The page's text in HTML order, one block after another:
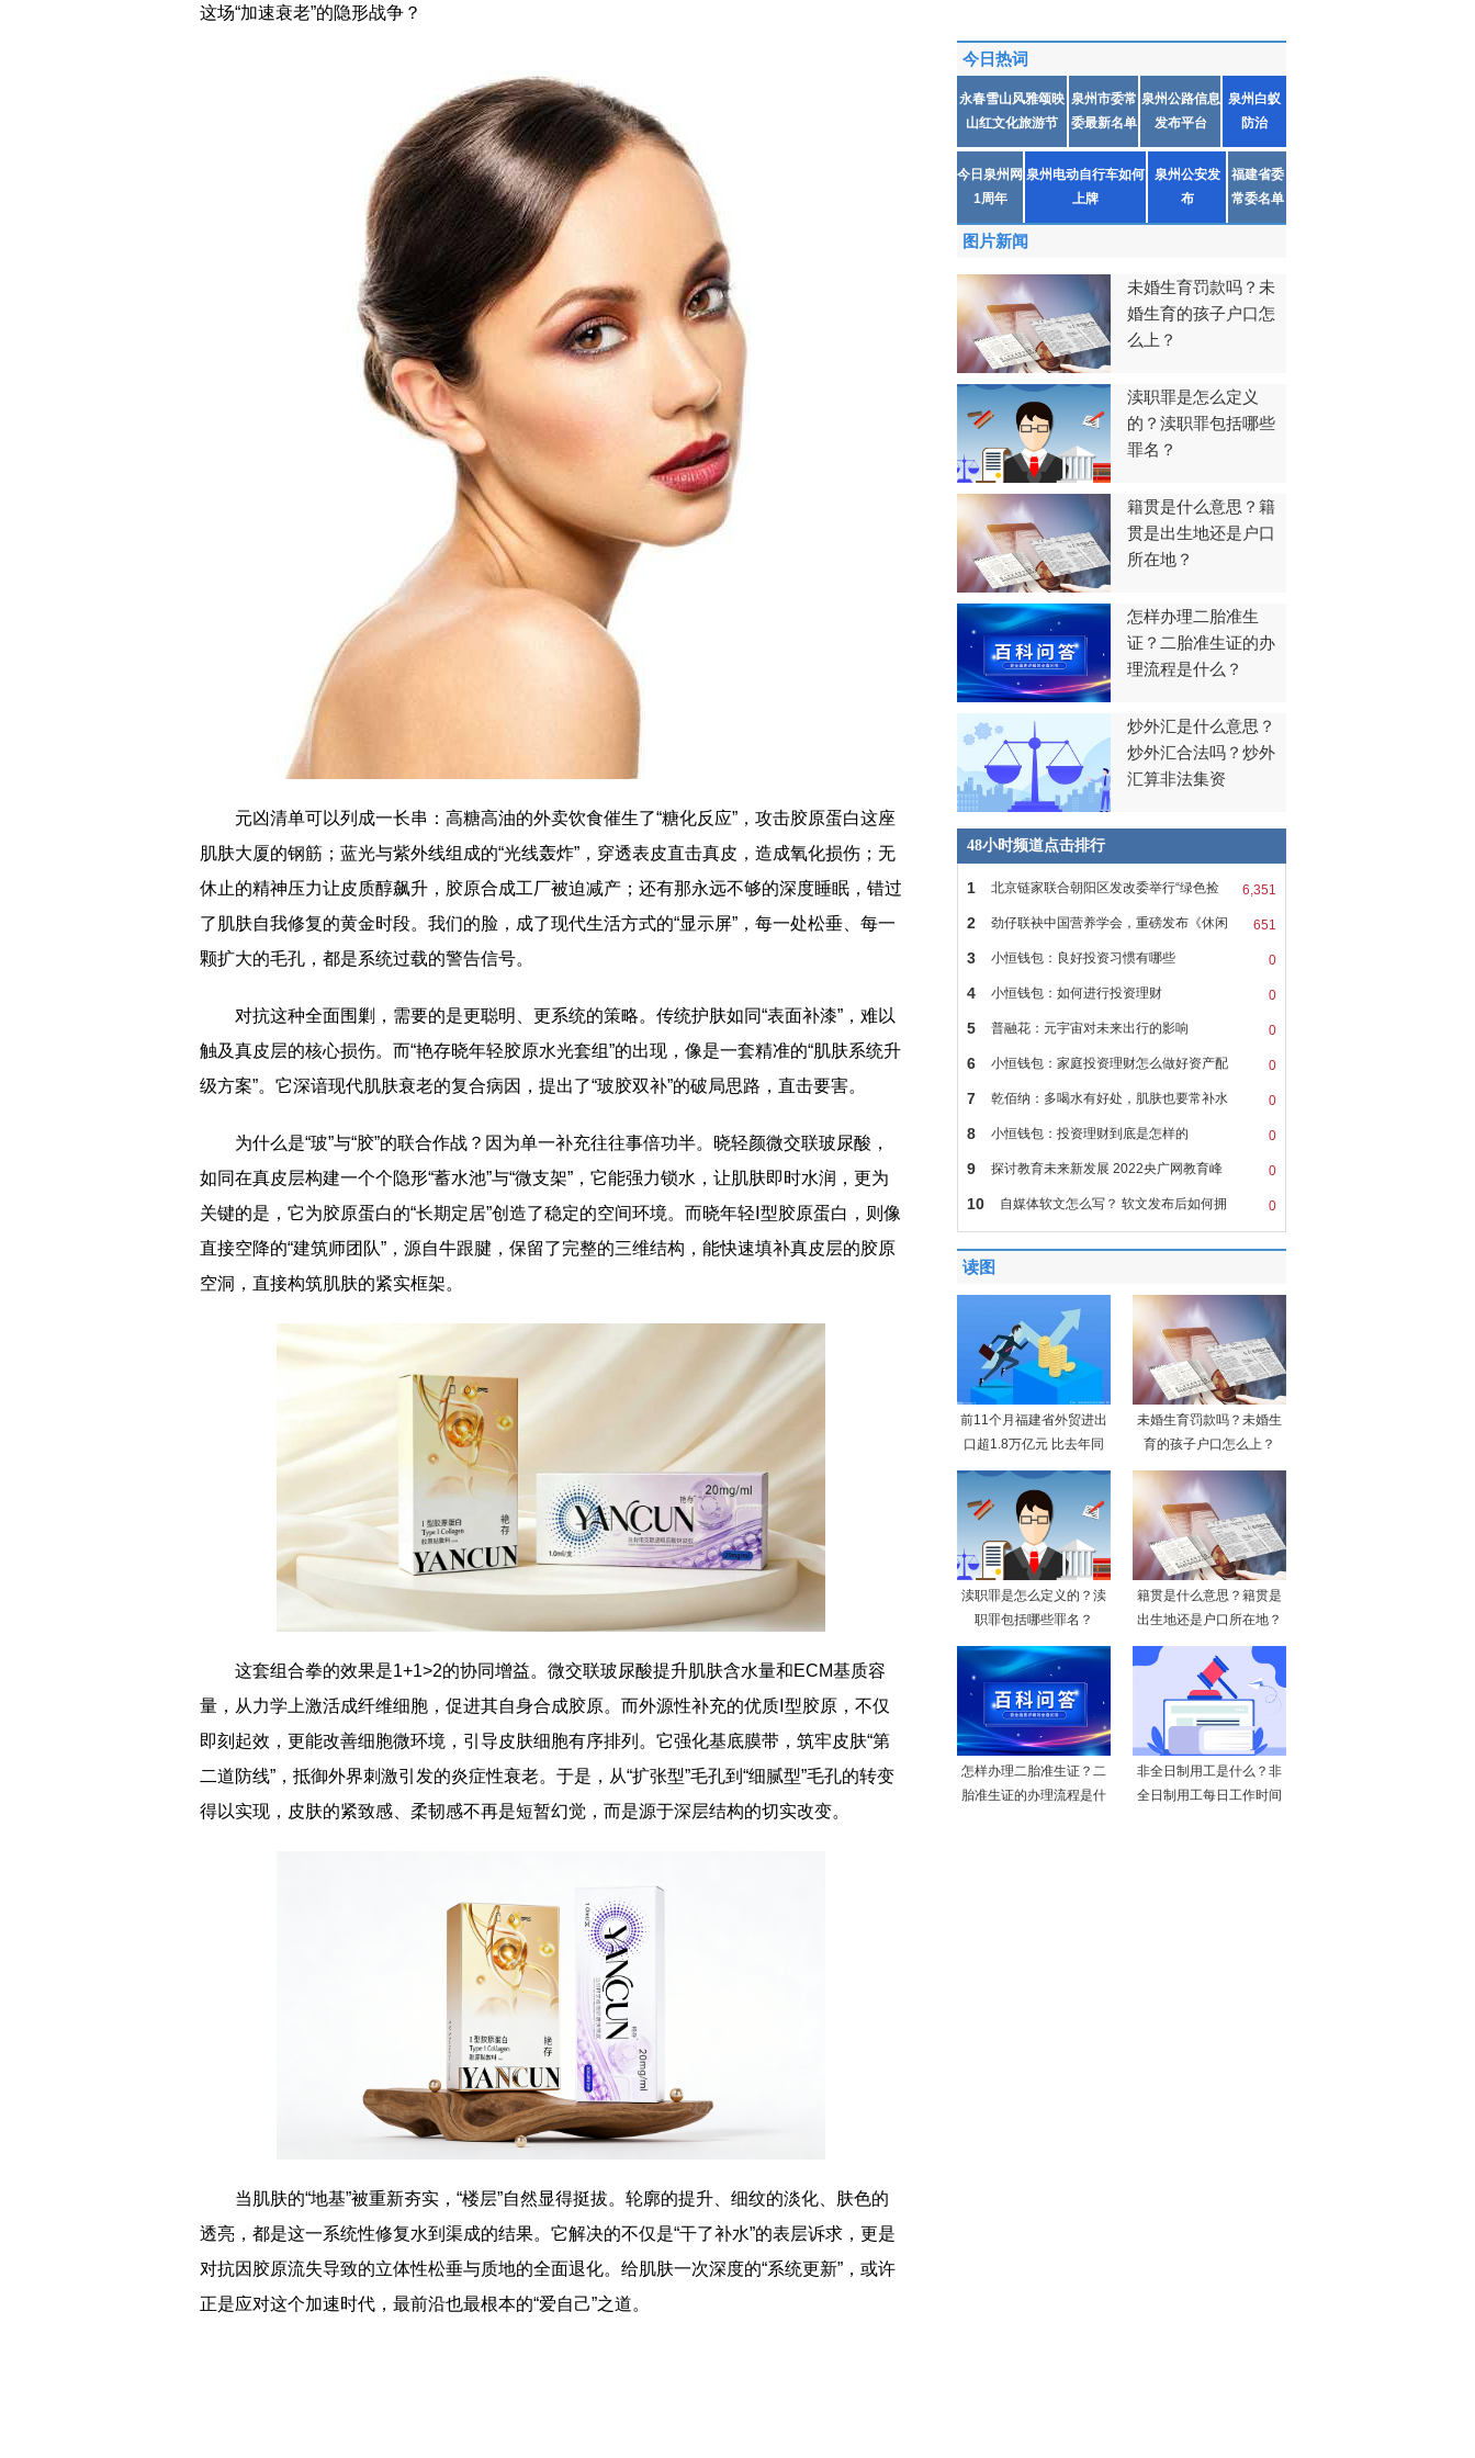
这场“加速衰老”的隐形战争？
元凶清单可以列成一长串：高糖高油的外卖饮食催生了“糖化反应”，攻击胶原蛋白这座
肌肤大厦的钢筋；蓝光与紫外线组成的“光线轰炸”，穿透表皮直击真皮，造成氧化损伤；无
休止的精神压力让皮质醇飙升，胶原合成工厂被迫减产；还有那永远不够的深度睡眠，错过
了肌肤自我修复的黄金时段。我们的脸，成了现代生活方式的“显示屏”，每一处松垂、每一
颗扩大的毛孔，都是系统过载的警告信号。
对抗这种全面围剿，需要的是更聪明、更系统的策略。传统护肤如同“表面补漆”，难以
触及真皮层的核心损伤。而“艳存晓年轻胶原水光套组”的出现，像是一套精准的“肌肤系统升
级方案”。它深谙现代肌肤衰老的复合病因，提出了“玻胶双补”的破局思路，直击要害。
为什么是“玻”与“胶”的联合作战？因为单一补充往往事倍功半。晓轻颜微交联玻尿酸，
如同在真皮层构建一个个隐形“蓄水池”与“微支架”，它能强力锁水，让肌肤即时水润，更为
关键的是，它为胶原蛋白的“长期定居”创造了稳定的空间环境。而晓年轻Ⅰ型胶原蛋白，则像
直接空降的“建筑师团队”，源自牛跟腱，保留了完整的三维结构，能快速填补真皮层的胶原
空洞，直接构筑肌肤的紧实框架。
这套组合拳的效果是1+1>2的协同增益。微交联玻尿酸提升肌肤含水量和ECM基质容
量，从力学上激活成纤维细胞，促进其自身合成胶原。而外源性补充的优质Ⅰ型胶原，不仅
即刻起效，更能改善细胞微环境，引导皮肤细胞有序排列。它强化基底膜带，筑牢皮肤“第
二道防线”，抵御外界刺激引发的炎症性衰老。于是，从“扩张型”毛孔到“细腻型”毛孔的转变
得以实现，皮肤的紧致感、柔韧感不再是短暂幻觉，而是源于深层结构的切实改变。
当肌肤的“地基”被重新夯实，“楼层”自然显得挺拔。轮廓的提升、细纹的淡化、肤色的
透亮，都是这一系统性修复水到渠成的结果。它解决的不仅是“干了补水”的表层诉求，更是
对抗因胶原流失导致的立体性松垂与质地的全面退化。给肌肤一次深度的“系统更新”，或许
正是应对这个加速时代，最前沿也最根本的“爱自己”之道。
今日热词
永春雪山风雅颂映
山红文化旅游节
泉州市委常
委最新名单
泉州公路信息
发布平台
泉州白蚁
防治
今日泉州网
1周年
泉州电动自行车如何
上牌
泉州公安发
布
福建省委
常委名单
图片新闻
未婚生育罚款吗？未
婚生育的孩子户口怎
么上？
渎职罪是怎么定义
的？渎职罪包括哪些
罪名？
籍贯是什么意思？籍
贯是出生地还是户口
所在地？
怎样办理二胎准生
证？二胎准生证的办
理流程是什么？
炒外汇是什么意思？
炒外汇合法吗？炒外
汇算非法集资
48小时频道点击排行
6,351
1 北京链家联合朝阳区发改委举行“绿色捡
651
2 劲仔联袂中国营养学会，重磅发布《休闲
0
3 小恒钱包：良好投资习惯有哪些
0
4 小恒钱包：如何进行投资理财
0
5 普融花：元宇宙对未来出行的影响
0
6 小恒钱包：家庭投资理财怎么做好资产配
0
7 乾佰纳：多喝水有好处，肌肤也要常补水
0
8 小恒钱包：投资理财到底是怎样的
0
9 探讨教育未来新发展 2022央广网教育峰
0
10 自媒体软文怎么写？ 软文发布后如何拥
读图
前11个月福建省外贸进出
口超1.8万亿元 比去年同
未婚生育罚款吗？未婚生
育的孩子户口怎么上？
渎职罪是怎么定义的？渎
职罪包括哪些罪名？
籍贯是什么意思？籍贯是
出生地还是户口所在地？
怎样办理二胎准生证？二
胎准生证的办理流程是什
非全日制用工是什么？非
全日制用工每日工作时间